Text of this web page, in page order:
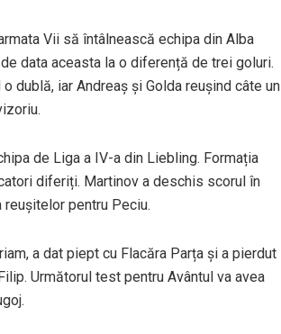
Vii să întâlnească echipa din Alba
data aceasta la o diferență de trei goluri.
dublă, iar Andreaș și Golda reușind câte un
de Liga a IV-a din Liebling. Formația
diferiți. Martinov a deschis scorul în
pentru Peciu.
a dat piept cu Flacăra Parța și a pierdut
Următorul test pentru Avântul va avea